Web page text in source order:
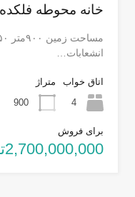
خانه محوطه فلکده
انشعابات…
اتاق خواب
4
متراژ
900
برای فروش
2,700,000,000تومان